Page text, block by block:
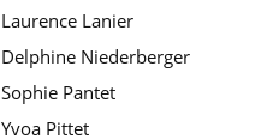
Laurence Lanier
Delphine Niederberger
Sophie Pantet
Yvoa Pittet